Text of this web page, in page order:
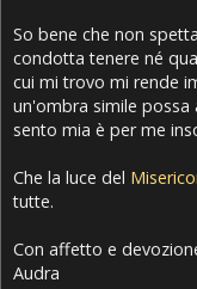
So bene che non
condotta tenere né
cui mi trovo mi rende
un'ombra simile possa
sento mia è per me
Che la luce del
tutte.
Con affetto e
Audra